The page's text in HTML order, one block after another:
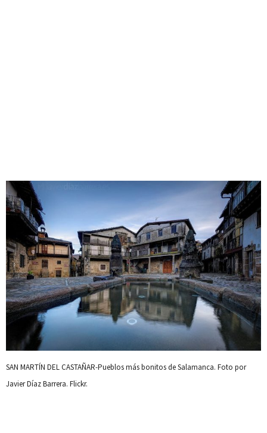
SAN MARTÍN DEL CASTAÑAR-Pueblos más bonitos de Salamanca. Foto por
Javier Díaz Barrera. Flickr.